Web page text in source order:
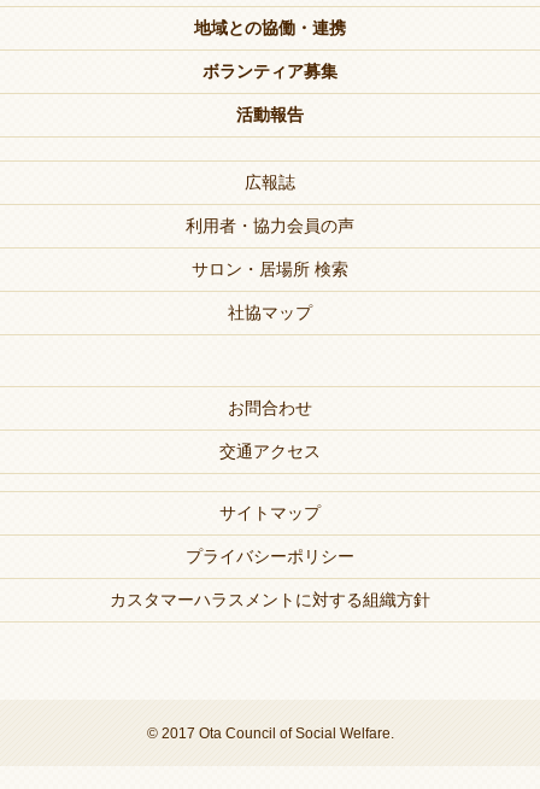
地域との協働・連携
ボランティア募集
活動報告
広報誌
利用者・協力会員の声
サロン・居場所 検索
社協マップ
お問合わせ
交通アクセス
サイトマップ
プライバシーポリシー
カスタマーハラスメントに対する組織方針
© 2017 Ota Council of Social Welfare.